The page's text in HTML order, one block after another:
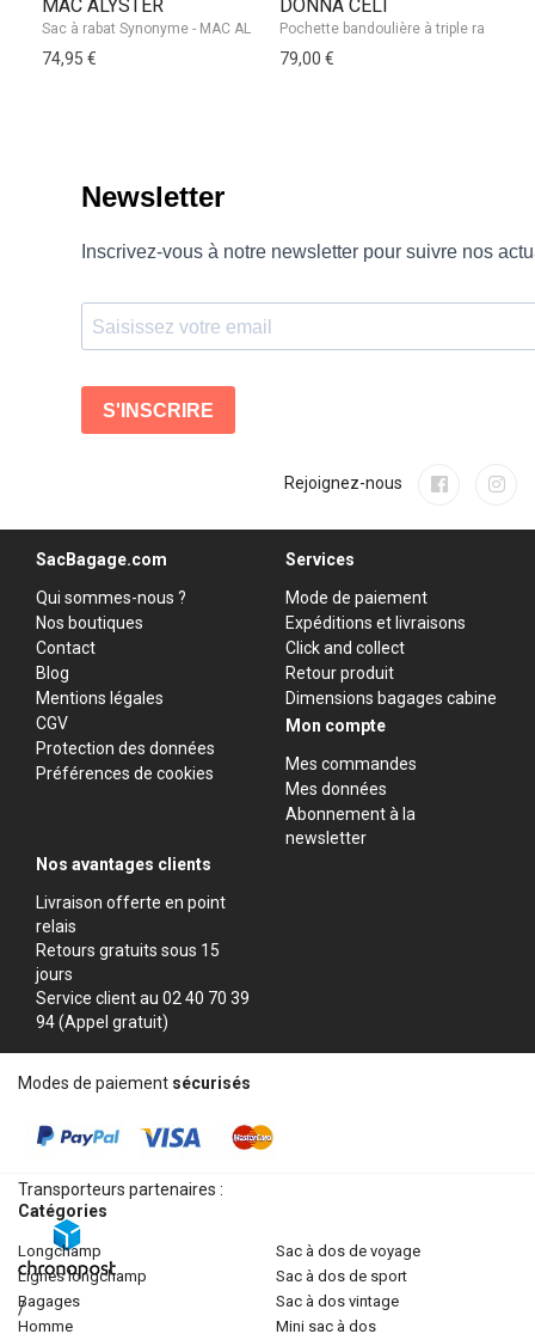
MAC ALYSTER
74,95 €
DONNA CELI
79,00 €
Rejoignez-nous
SacBagage.com
Qui sommes-nous ?
Nos boutiques
Contact
Blog
Mentions légales
CGV
Protection des données
Préférences de cookies
Services
Mode de paiement
Expéditions et livraisons
Click and collect
Retour produit
Dimensions bagages cabine
Mon compte
Mes commandes
Mes données
Abonnement à la
newsletter
Nos avantages clients
Livraison offerte en point
relais
Retours gratuits sous 15
jours
Service client au 02 40 70 39
94 (Appel gratuit)
Modes de paiement sécurisés
Transporteurs partenaires :
/
Catégories
longchamp
lignes longchamp
bagages
homme
sac à dos de voyage
sac à dos de sport
sac à dos vintage
mini sac à dos